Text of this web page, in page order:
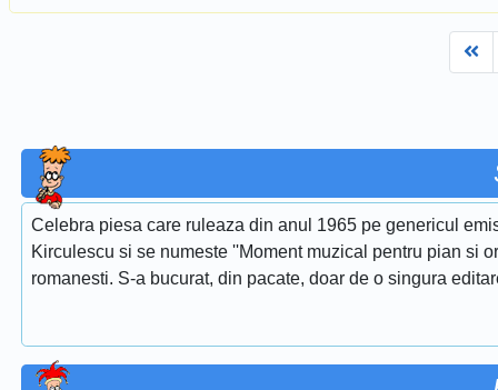
Celebra piesa care ruleaza din anul 1965 pe genericul
Kirculescu si se numeste ''Moment muzical pentru pian si
romanesti. S-a bucurat, din pacate, doar de o singura